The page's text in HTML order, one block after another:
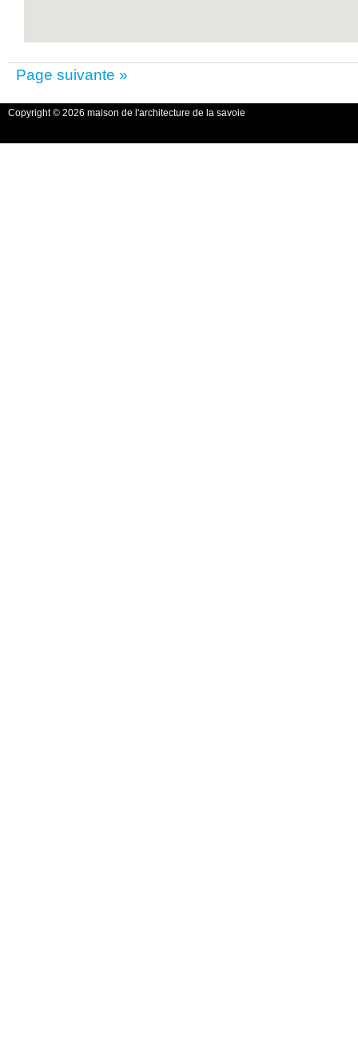
Page suivante »
Copyright © 2026 maison de l'architecture de la savoie